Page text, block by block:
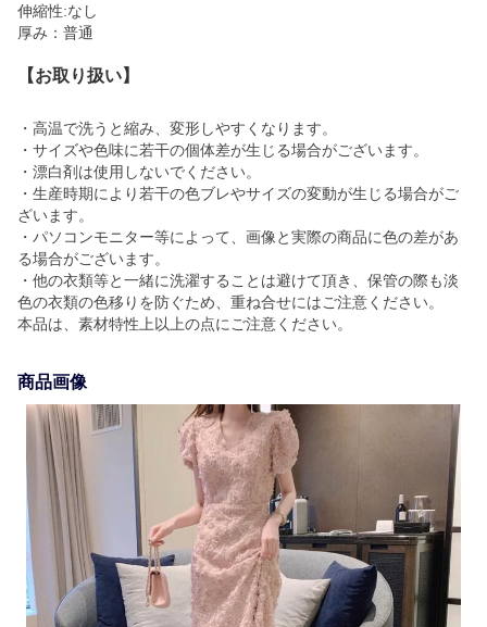
伸縮性:なし
厚み：普通
【お取り扱い】
・高温で洗うと縮み、変形しやすくなります。
・サイズや色味に若干の個体差が生じる場合がございます。
・漂白剤は使用しないでください。
・生産時期により若干の色ブレやサイズの変動が生じる場合がご
ざいます。
・パソコンモニター等によって、画像と実際の商品に色の差があ
る場合がございます。
・他の衣類等と一緒に洗濯することは避けて頂き、保管の際も淡
色の衣類の色移りを防ぐため、重ね合せにはご注意ください。
本品は、素材特性上以上の点にご注意ください。
商品画像